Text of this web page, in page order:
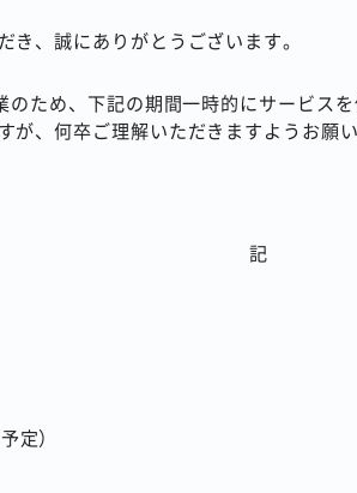
、誠にありがとうございます。
ため、下記の期間一時的にサービスを
、何卒ご理解いただきますようお願い
記
定）